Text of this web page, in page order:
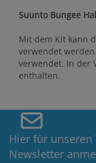
Suunto Bungee
Mit dem Kit kann
verwendet
verwendet. In der
enthalten.
Hier für
Newsletter